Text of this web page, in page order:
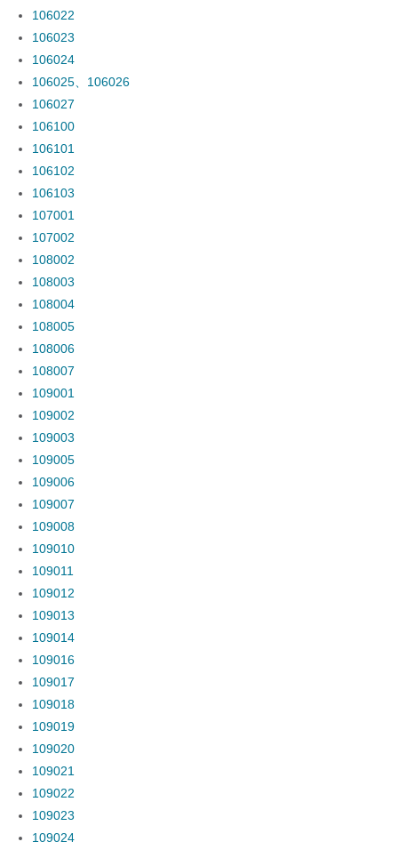
106022
106023
106024
106025、106026
106027
106100
106101
106102
106103
107001
107002
108002
108003
108004
108005
108006
108007
109001
109002
109003
109005
109006
109007
109008
109010
109011
109012
109013
109014
109016
109017
109018
109019
109020
109021
109022
109023
109024